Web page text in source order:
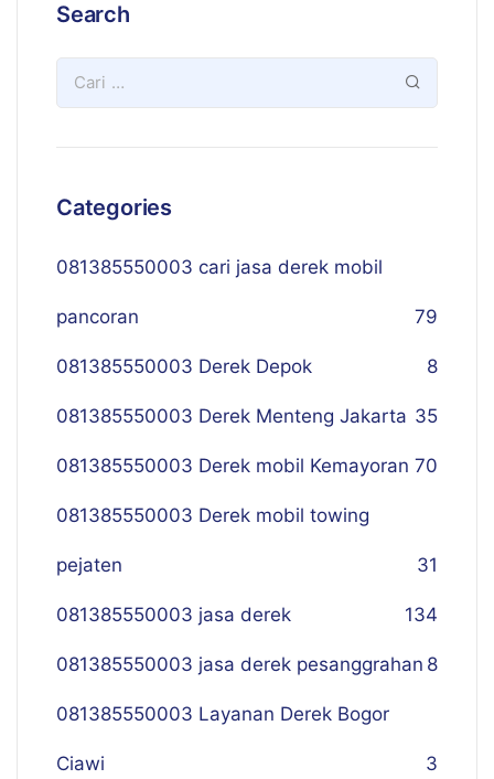
Search
Categories
081385550003 cari jasa derek mobil
pancoran 79
081385550003 Derek Depok 8
081385550003 Derek Menteng Jakarta 35
081385550003 Derek mobil Kemayoran 70
081385550003 Derek mobil towing
pejaten 31
081385550003 jasa derek 134
081385550003 jasa derek pesanggrahan 8
081385550003 Layanan Derek Bogor
Ciawi 3